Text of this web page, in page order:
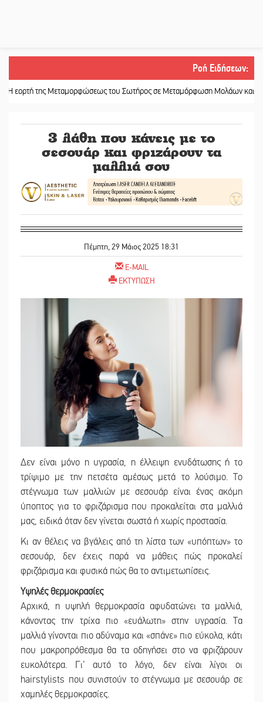
Ροή Ειδήσεων:
Μεταμορφώσεως του Σωτήρος σε Μεταμόρφωση Μολάων και Ανθοχώρι
3 λάθη που κάνεις με το
σεσουάρ και φριζάρουν τα
μαλλιά σου
Πέμπτη, 29 Μάιος 2025 18:31
E-MAIL
ΕΚΤΥΠΩΣΗ
Δεν είναι μόνο η υγρασία, η έλλειψη ενυδάτωσης ή το
τρίψιμο με την πετσέτα αμέσως μετά το λούσιμο. Το
στέγνωμα των μαλλιών με σεσουάρ είναι ένας ακόμη
ύποπτος για το φριζάρισμα που προκαλείται στα μαλλιά
μας, ειδικά όταν δεν γίνεται σωστά ή χωρίς προστασία.
Κι αν θέλεις να βγάλεις από τη λίστα των «υπόπτων» το
σεσουάρ, δεν έχεις παρά να μάθεις πώς προκαλεί
φριζάρισμα και φυσικά πώς θα το αντιμετωπίσεις.
Υψηλές θερμοκρασίες
Αρχικά, η υψηλή θερμοκρασία αφυδατώνει τα μαλλιά,
κάνοντας την τρίχα πιο «ευάλωτη» στην υγρασία. Τα
μαλλιά γίνονται πιο αδύναμα και «σπάνε» πιο εύκολα, κάτι
που μακροπρόθεσμα θα τα οδηγήσει στο να φριζάρουν
ευκολότερα. Γι’ αυτό το λόγο, δεν είναι λίγοι οι
hairstylists που συνιστούν το στέγνωμα με σεσουάρ σε
χαμηλές θερμοκρασίες.